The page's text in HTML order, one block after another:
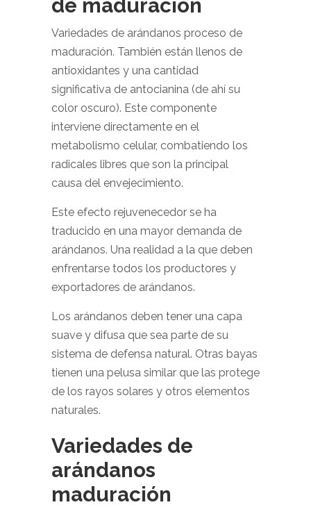
de maduración
Variedades de arándanos proceso de
maduración. También están llenos de
antioxidantes y una cantidad
significativa de antocianina (de ahí su
color oscuro). Este componente
interviene directamente en el
metabolismo celular, combatiendo los
radicales libres que son la principal
causa del envejecimiento.
Este efecto rejuvenecedor se ha
traducido en una mayor demanda de
arándanos. Una realidad a la que deben
enfrentarse todos los productores y
exportadores de arándanos.
Los arándanos deben tener una capa
suave y difusa que sea parte de su
sistema de defensa natural. Otras bayas
tienen una pelusa similar que las protege
de los rayos solares y otros elementos
naturales.
Variedades de
arándanos
maduración